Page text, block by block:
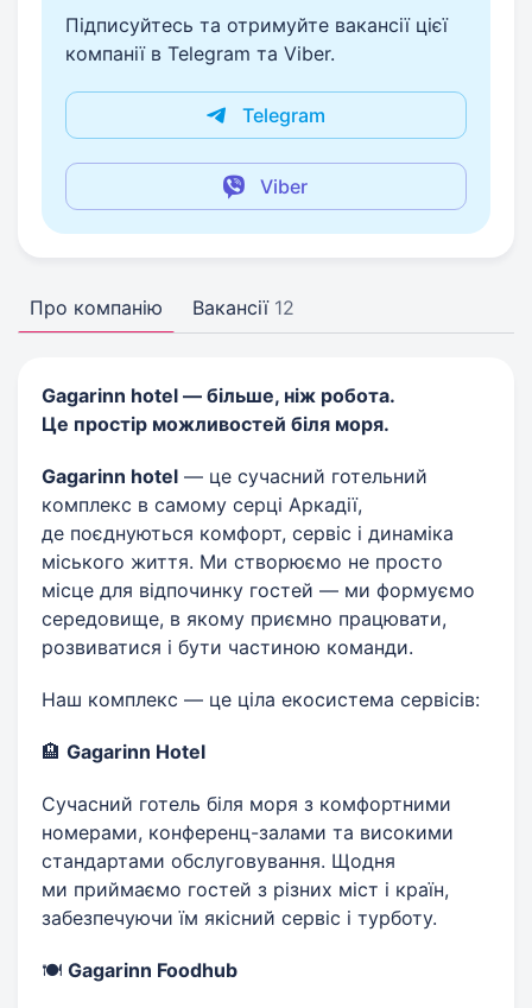
Підписуйтесь та отримуйте вакансії цієї
компанії в Telegram та Viber.
Telegram
Viber
Про компанію Вакансії 12
Gagarinn hotel — більше, ніж робота.
Це простір можливостей біля моря.
Gagarinn hotel — це сучасний готельний
комплекс в самому серці Аркадії,
де поєднуються комфорт, сервіс і динаміка
міського життя. Ми створюємо не просто
місце для відпочинку гостей — ми формуємо
середовище, в якому приємно працювати,
розвиватися і бути частиною команди.
Наш комплекс — це ціла екосистема сервісів:
🏨 Gagarinn Hotel
Сучасний готель біля моря з комфортними
номерами, конференц-залами та високими
стандартами обслуговування. Щодня
ми приймаємо гостей з різних міст і країн,
забезпечуючи їм якісний сервіс і турботу.
🍽 Gagarinn Foodhub